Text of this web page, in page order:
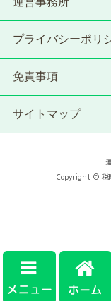
プライバシーポリ
免責事項
サイトマップ
Copyright © 税